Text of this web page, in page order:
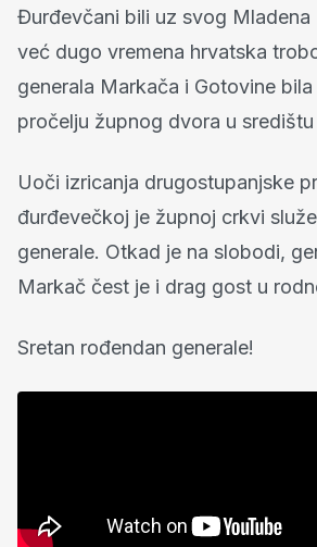
Đurđevčani bili uz svog Mladena
već dugo vremena hrvatska
generala Markača i Gotovine
pročelju župnog dvora u
Uoči izricanja drugostupanjske
đurđevečkoj je župnoj crkvi
generale. Otkad je na slobodi,
Markač čest je i drag gost u
Sretan rođendan generale!